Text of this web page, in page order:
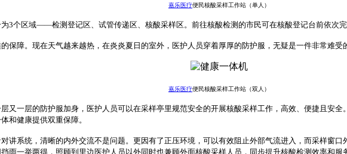
嘉乐医疗便民核酸采样工作站（单人）
3个区域——检测登记区、试管传递区、核酸采样区。前往核酸检测的市民可在核酸登记台前依次
保障。现在天气越来越热，在炎炎夏日的室外，医护人员穿着厚厚的防护服，无疑是一件非常难受
嘉乐医疗便民核酸采样工作站（双人）
又一层的防护服加身， 医护人员可以在采样亭里规范安全的开展核酸采样工作，高效、便捷且安全。
和健康提供双重保障。
讲系统，清晰的内外交流不是问题。 更因有了正压环境，可以有效阻止外部气流进入，而采样窗
雨一举两得，照顾到里边医护人员以外同时也兼顾外面核酸采样人员，同步提升核酸检测效率和服